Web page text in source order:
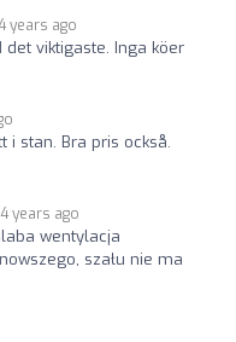
years ago
viktigaste. Inga köer
i stan. Bra pris också.
4 years ago
wentylacja
szału nie ma